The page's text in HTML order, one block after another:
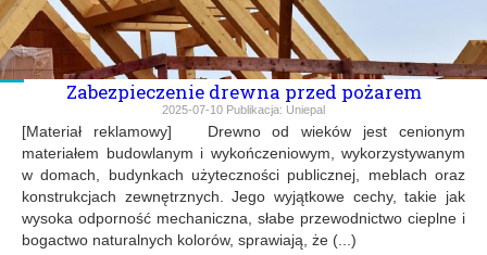
Zabezpieczenie drewna przed pożarem
2025-07-10 Publikacja: Uniepal
[Materiał reklamowy] Drewno od wieków jest cenionym
materiałem budowlanym i wykończeniowym, wykorzystywanym
w domach, budynkach użyteczności publicznej, meblach oraz
konstrukcjach zewnętrznych. Jego wyjątkowe cechy, takie jak
wysoka odporność mechaniczna, słabe przewodnictwo cieplne i
bogactwo naturalnych kolorów, sprawiają, że (...)